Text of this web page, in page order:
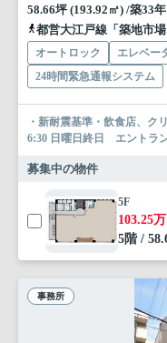
58.66坪 (193.92㎡) /築33
都営大江戸線「築地市
オートロック エレベー
24時間緊急通報システム
・新耐震基準・飲食店、ク
6:30 日曜日終日 エントラ
募集中の物件
5F
103.25
5階 /
事務所